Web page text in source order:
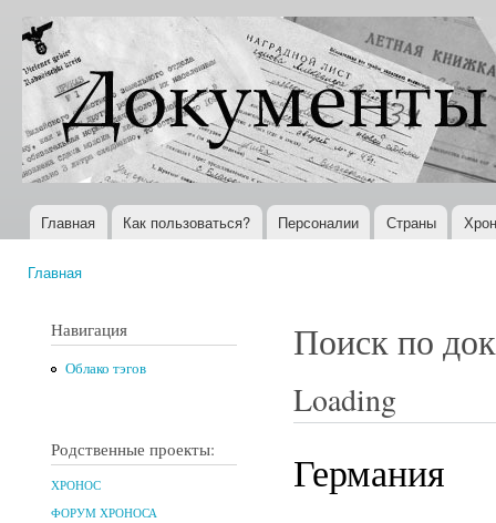
Документы
XX века
Всемирная
история в
Интернете
Главное меню
Главная Как пользоваться? Персоналии Страны
Главная
Навигация
Облако тэгов
Родственные проекты:
ХРОНОС
ФОРУМ ХРОНОСА
Поиск по
Loading
Германия